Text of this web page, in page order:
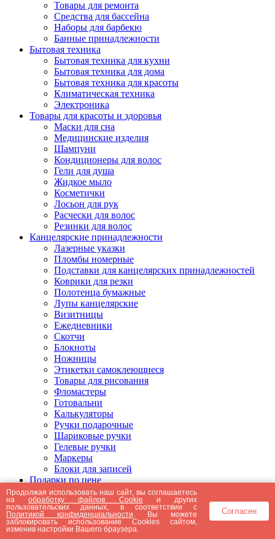
Товары для ремонта
Средства для бассейна
Наборы для барбекю
Банные принадлежности
Бытовая техника
Бытовая техника для кухни
Бытовая техника для дома
Бытовая техника для красоты
Климатическая техника
Электроника
Товары для красоты и здоровья
Маски для сна
Медицинские изделия
Шампуни
Кондиционеры для волос
Гели для душа
Жидкое мыло
Косметички
Лосьон для рук
Расчески для волос
Резинки для волос
Канцелярские принадлежности
Лазерные указки
Пломбы номерные
Подставки для канцелярских принадлежностей
Коврики для резки
Полотенца бумажные
Лупы канцелярские
Визитницы
Ежедневники
Скотчи
Блокноты
Ножницы
Этикетки самоклеющиеся
Товары для рисования
Фломастеры
Готовальни
Калькуляторы
Ручки подарочные
Шариковые ручки
Гелевые ручки
Маркеры
Блоки для записей
Подарки по цене
Подарки от 5000 рублей
Подарки до 5000 рублей
Подарки до 3000 рублей
Подарки до 2000 рублей
Подарки до 1000 рублей
Продолжая использовать наш сайт, вы соглашаетесь
наобработку файлов Cookie и других
пользовательских данных, в соответствии с
Политикой конфиденциальности . Вы можете
заблокировать использование Cookies сайтом,
изменив настройки Вашего браузера.
Согласен